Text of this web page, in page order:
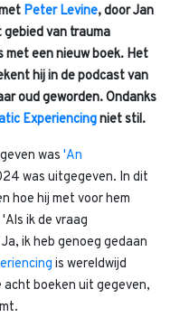
Peter Levine, door Jan
gebied van trauma
met een nieuw boek. Het
hij in de podcast van
oud geworden. Ondanks
Experiencingniet stil.
was 'An
was uitgegeven. In dit
hoe hij met voor hem
ik de vraag
ik heb genoeg gedaan
is wereldwijd
boeken uit gegeven,